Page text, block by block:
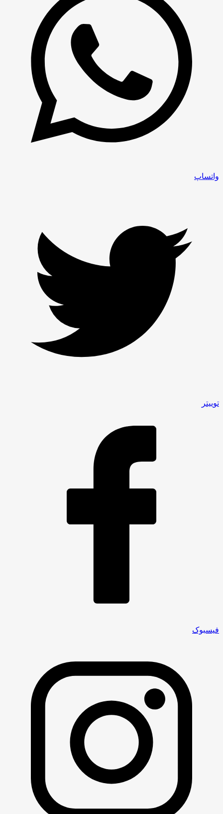
واتساپ
توییتر
فیسبوک